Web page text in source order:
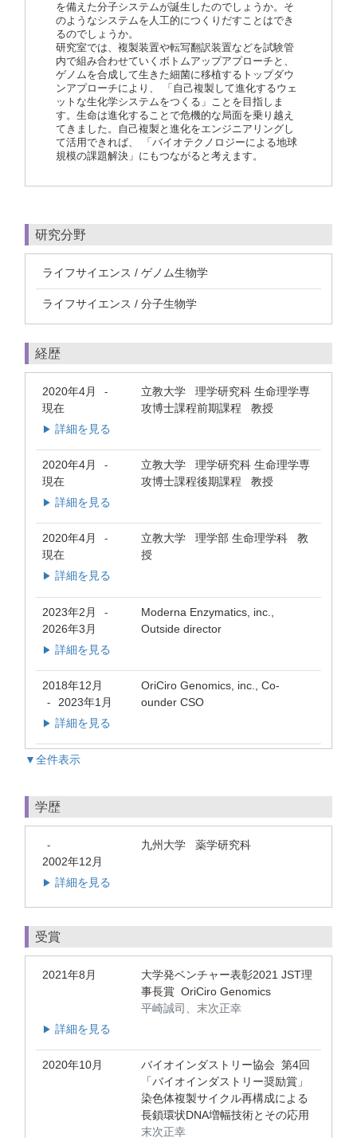
を備えた分子システムが誕生したのでしょうか。そ
のようなシステムを人工的につくりだすことはでき
るのでしょうか。
研究室では、複製装置や転写翻訳装置などを試験管
内で組み合わせていくボトムアップアプローチと、
ゲノムを合成して生きた細菌に移植するトップダウ
ンアプローチにより、 「自己複製して進化するウェ
ットな生化学システムをつくる」ことを目指しま
す。生命は進化することで危機的な局面を乗り越え
てきました。自己複製と進化をエンジニアリングし
て活用できれば、 「バイオテクノロジーによる地球
規模の課題解決」にもつながると考えます。
研究分野
ライフサイエンス / ゲノム生物学
ライフサイエンス / 分子生物学
経歴
2020年4月 -
現在
立教大学 理学研究科 生命理学専
攻博士課程前期課程 教授
▶ 詳細を見る
2020年4月 -
現在
立教大学 理学研究科 生命理学専
攻博士課程後期課程 教授
▶ 詳細を見る
2020年4月 -
現在
立教大学 理学部 生命理学科 教
授
▶ 詳細を見る
2023年2月 -
2026年3月
Moderna Enzymatics, inc.,
Outside director
▶ 詳細を見る
2018年12月
- 2023年1月
OriCiro Genomics, inc., Co-
ounder CSO
▶ 詳細を見る
▼全件表示
学歴
-
2002年12月
九州大学 薬学研究科
▶ 詳細を見る
受賞
2021年8月
大学発ベンチャー表彰2021 JST理
事長賞 OriCiro Genomics
平崎誠司、末次正幸
▶ 詳細を見る
2020年10月
バイオインダストリー協会 第4回
「バイオインダストリー奨励賞」
染色体複製サイクル再構成による
長鎖環状DNA増幅技術とその応用
末次正幸